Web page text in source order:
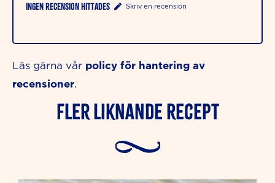
Ingen recension hittades Skriv en recension
Läs gärna vår policy för hantering av
recensioner.
Fler liknande Recept